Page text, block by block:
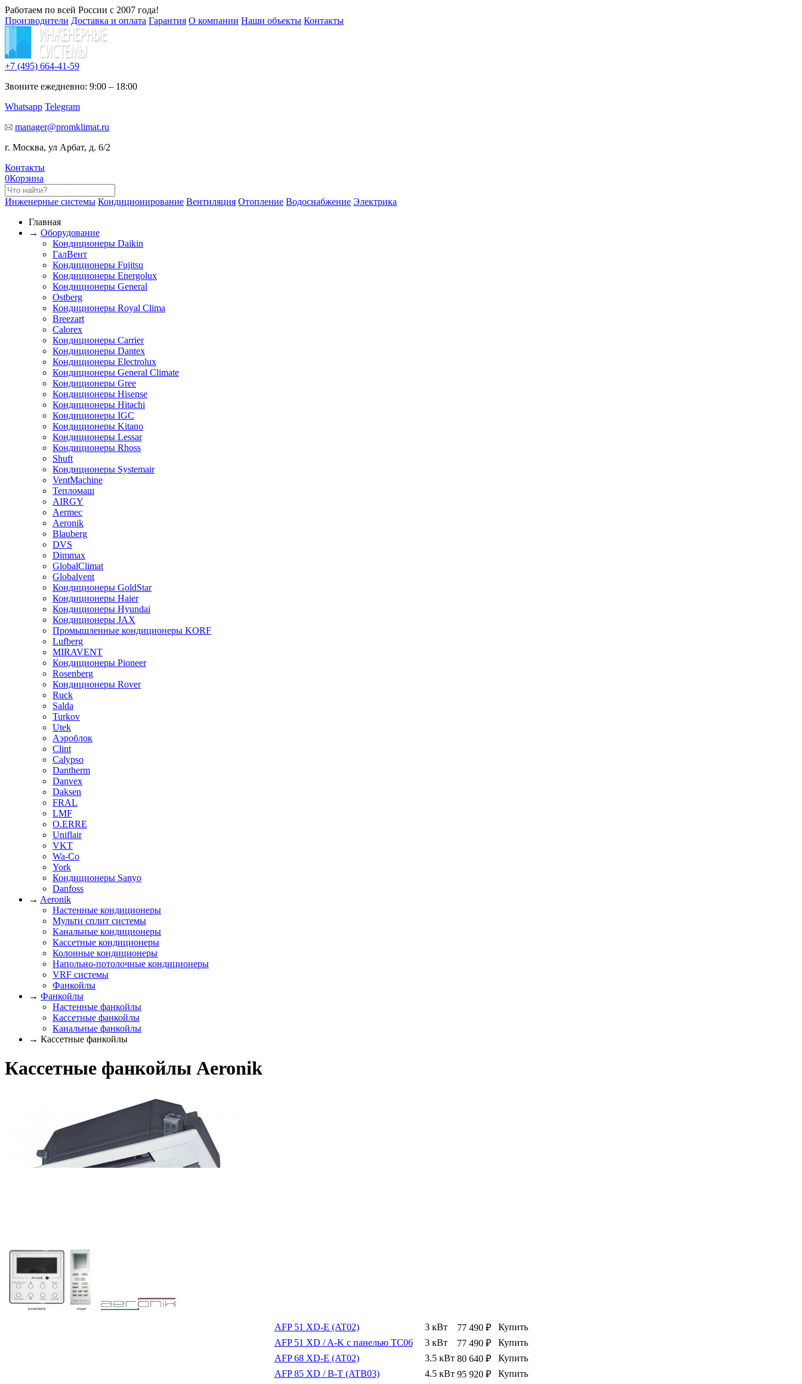
Работаем по всей России с 2007 года!
Производители Доставка и оплата Гарантия О компании Наши объекты Контакты
+7 (495) 664-41-59
Звоните ежедневно: 9:00 – 18:00
Whatsapp Telegram
manager@promklimat.ru
г. Москва, ул Арбат, д. 6/2
Контакты
0Корзина
Инженерные системы Кондиционирование Вентиляция Отопление Водоснабжение Электрика
Главная
→ Оборудование
Кондиционеры Daikin
ГалВент
Кондиционеры Fujitsu
Кондиционеры Energolux
Кондиционеры General
Ostberg
Кондиционеры Royal Clima
Breezart
Calorex
Кондиционеры Carrier
Кондиционеры Dantex
Кондиционеры Electrolux
Кондиционеры General Climate
Кондиционеры Gree
Кондиционеры Hisense
Кондиционеры Hitachi
Кондиционеры IGC
Кондиционеры Kitano
Кондиционеры Lessar
Кондиционеры Rhoss
Shuft
Кондиционеры Systemair
VentMachine
Тепломаш
AIRGY
Aermec
Aeronik
Blauberg
DVS
Dimmax
GlobalClimat
Globalvent
Кондиционеры GoldStar
Кондиционеры Haier
Кондиционеры Hyundai
Кондиционеры JAX
Промышленные кондиционеры KORF
Lufberg
MIRAVENT
Кондиционеры Pioneer
Rosenberg
Кондиционеры Rover
Ruck
Salda
Turkov
Utek
Аэроблок
Clint
Calypso
Dantherm
Danvex
Daksen
FRAL
LMF
O.ERRE
Uniflair
VKT
Wa-Co
York
Кондиционеры Sanyo
Danfoss
→ Aeronik
Настенные кондиционеры
Мульти сплит системы
Канальные кондиционеры
Кассетные кондиционеры
Колонные кондиционеры
Напольно-потолочные кондиционеры
VRF системы
Фанкойлы
→ Фанкойлы
Настенные фанкойлы
Кассетные фанкойлы
Канальные фанкойлы
→ Кассетные фанкойлы
Кассетные фанкойлы Aeronik
AFP 51 XD-E (AT02) 3 кВт 77 490₽
Купить
AFP 51 XD / A-K с панелью TC06
3 кВт 77 490₽
Купить
AFP 68 XD-E (AT02)
3.5 кВт 80 640₽
Купить
AFP 85 XD / B-T (ATB03)
4.5 кВт 95 920₽
Купить